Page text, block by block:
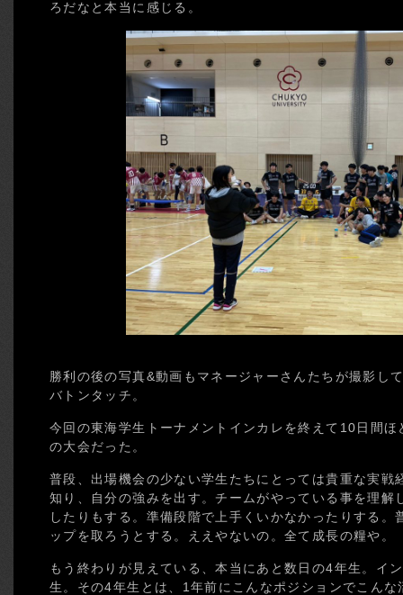
ろだなと本当に感じる。
勝利の後の写真&動画もマネージャーさんたちが撮影し
バトンタッチ。
今回の東海学生トーナメントインカレを終えて10日間
の大会だった。
普段、出場機会の少ない学生たちにとっては貴重な実戦
知り、自分の強みを出す。チームがやっている事を理解
したりもする。準備段階で上手くいかなかったりする。
ップを取ろうとする。ええやないの。全て成長の糧や。
もう終わりが見えている、本当にあと数日の4年生。イ
生。その4年生とは、1年前にこんなポジションでこん